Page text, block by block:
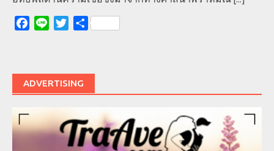
Facebook
Line TwitterShare
ADVERTISING